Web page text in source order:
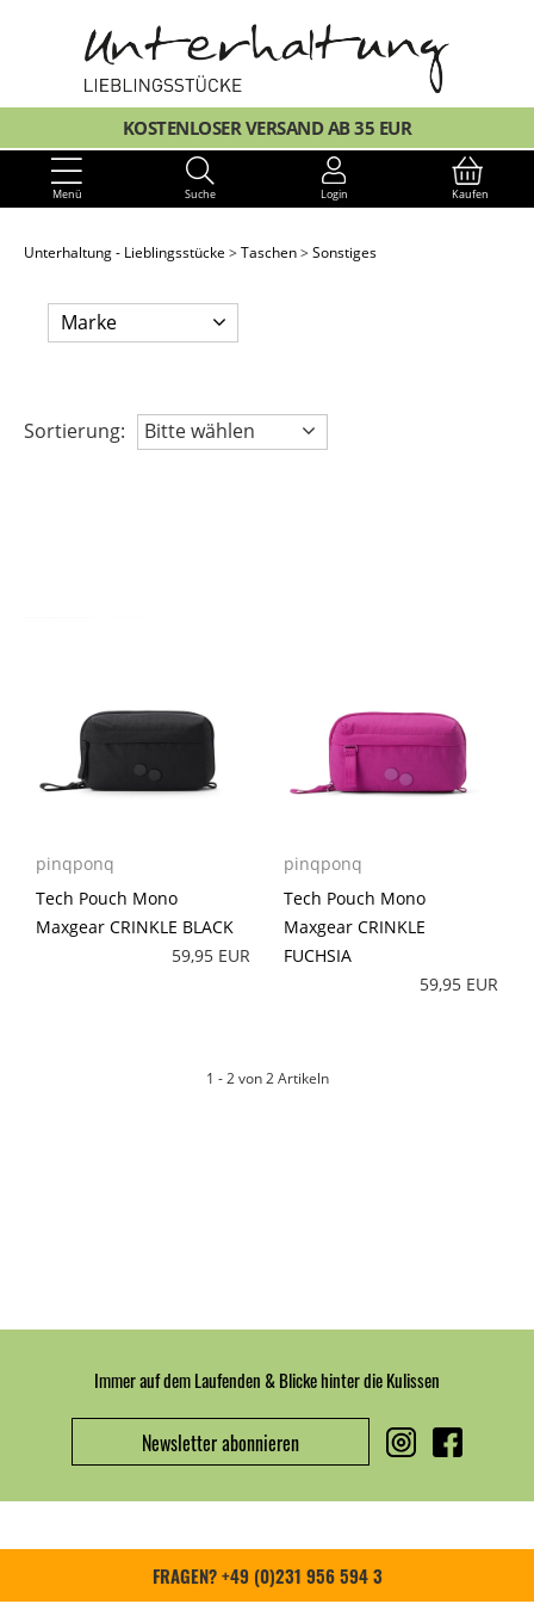
KOSTENLOSER VERSAND AB 35 EUR
Menü Suche Login Kaufen
Unterhaltung - Lieblingsstücke Taschen Sonstiges
Marke
Sortierung: Bitte wählen
pinqponq
Tech Pouch Mono
Maxgear CRINKLE BLACK
59,95 EUR
pinqponq
Tech Pouch Mono
Maxgear CRINKLE
FUCHSIA
59,95 EUR
1 - 2 von 2 Artikeln
Immer auf dem Laufenden & Blicke hinter die Kulissen
Newsletter abonnieren
FRAGEN? +49 (0)231 956 594 3